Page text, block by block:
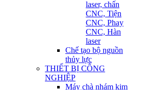
laser, chấn
CNC, Tiện
CNC, Phay
CNC, Hàn
laser
Chế tạo bộ nguồn
thủy lực
THIẾT BỊ CÔNG
NGHIỆP
Máy chà nhám kim